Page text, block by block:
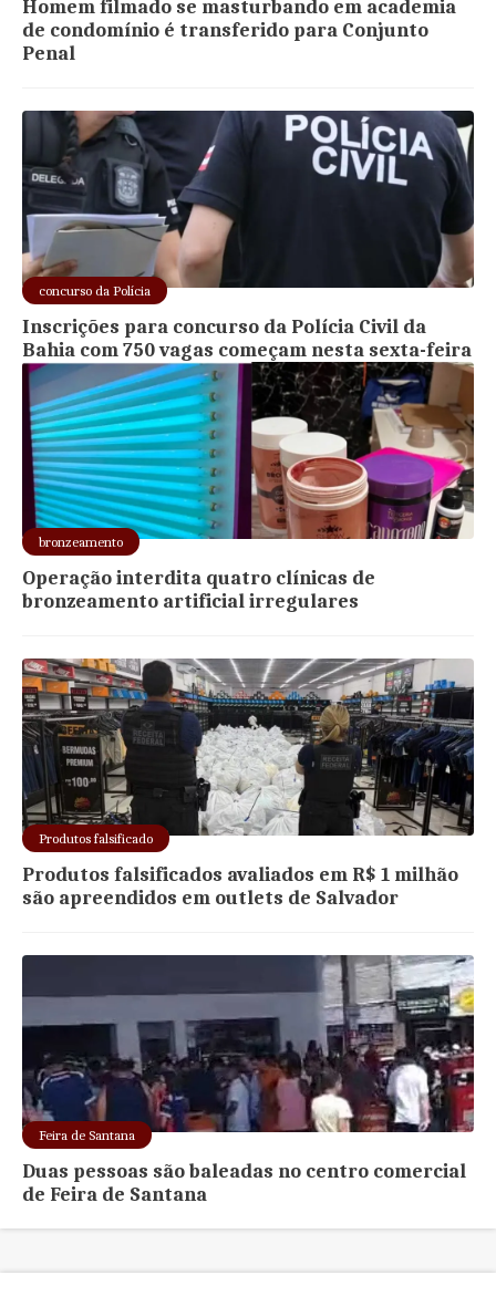
Homem filmado se masturbando em academia
de condomínio é transferido para Conjunto
Penal
concurso da Polícia
Inscrições para concurso da Polícia Civil da
Bahia com 750 vagas começam nesta sexta-feira
bronzeamento
Operação interdita quatro clínicas de
bronzeamento artificial irregulares
Produtos falsificado
Produtos falsificados avaliados em R$ 1 milhão
são apreendidos em outlets de Salvador
Feira de Santana
Duas pessoas são baleadas no centro comercial
de Feira de Santana